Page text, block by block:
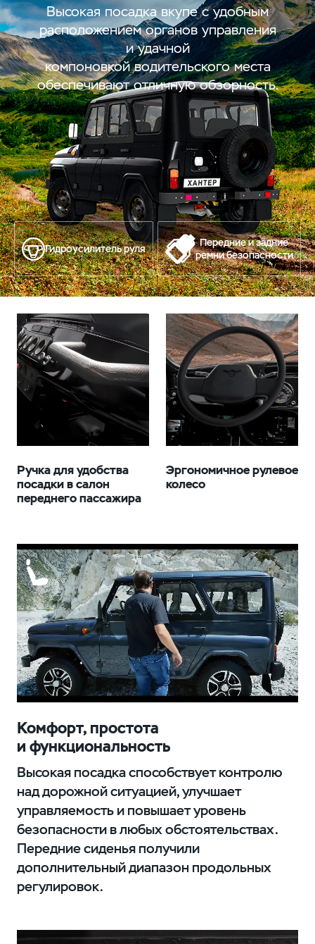
Высокая посадка вкупе с удобным
расположением органов управления
и удачной
компоновкой водительского места
обеспечивают отличную обзорность.
Гидроусилитель руля
Передние и задние
ремни безопасности
Ручка для удобства
посадки в салон
переднего пассажира
Эргономичное рулевое
колесо
Комфорт, простота
и функциональность
Высокая посадка способствует контролю
над дорожной ситуацией, улучшает
управляемость и повышает уровень
безопасности в любых обстоятельствах.
Передние сиденья получили
дополнительный диапазон продольных
регулировок.